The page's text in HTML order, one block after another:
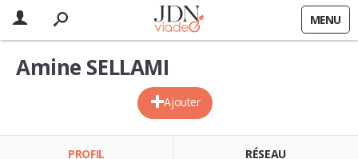
MENU
Ajouter
Amine SELLAMI
PROFIL RÉSEAU